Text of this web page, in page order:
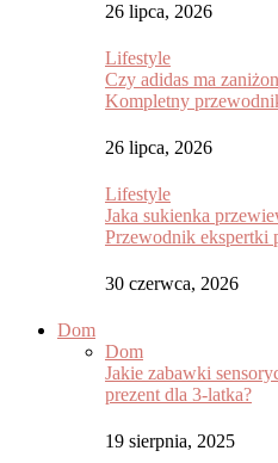
26 lipca, 2026
Lifestyle
Czy adidas ma
Kompletny
26 lipca, 2026
Lifestyle
Jaka sukienka
Przewodnik ekspertki
30 czerwca, 2026
Dom
Dom
Jakie zabawki
prezent dla 3-latka?
19 sierpnia, 2025